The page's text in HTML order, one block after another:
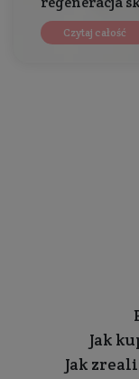
Czytaj całość
Jak
Jak